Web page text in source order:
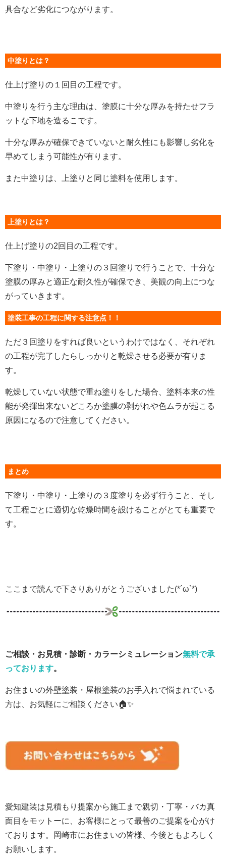
具合など劣化につながります。
中塗りとは？
仕上げ塗りの１回目の工程です。
中塗りを行う主な理由は、塗膜に十分な厚みを持たせフラ
ットな下地を造るこです。
十分な厚みが確保できていないと耐久性にも影響し劣化を
早めてしまう可能性が有ります。
また中塗りは、上塗りと同じ塗料を使用します。
上塗りとは？
仕上げ塗りの2回目の工程です。
下塗り・中塗り・上塗りの３回塗りで行うことで、十分な
塗膜の厚みと適正な耐久性が確保でき、美観の向上につな
がっていきます。
塗装工事の工程に関する注意点！！
ただ３回塗りをすれば良いというわけではなく、それぞれ
の工程が完了したらしっかりと乾燥させる必要が有りま
す。
乾燥していない状態で重ね塗りをした場合、塗料本来の性
能が発揮出来ないどころか塗膜の剥がれや色ムラが起こる
原因になるので注意してください。
まとめ
下塗り・中塗り・上塗りの３度塗りを必ず行うこと、そし
て工程ごとに適切な乾燥時間を設けることがとても重要で
す。
ここまで読んで下さりありがとうございました(*´ω`*)
ご相談・お見積・診断・カラーシミュレーション無料で承
っております。
お住まいの外壁塗装・屋根塗装のお手入れで悩まれている
方は、お気軽にご相談ください🏠✨
愛知建装は見積もり提案から施工まで親切・丁寧・バカ真
面目をモットーに、お客様にとって最善のご提案を心がけ
ております。岡崎市にお住まいの皆様、 今後ともよろしく
お願いします。